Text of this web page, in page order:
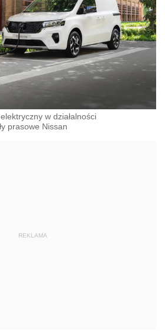
w działalności
prasowe Nissan